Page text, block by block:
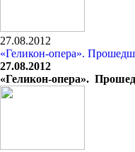
27.08.2012
«Геликон-опера».
27.08.2012
«Геликон-опера».